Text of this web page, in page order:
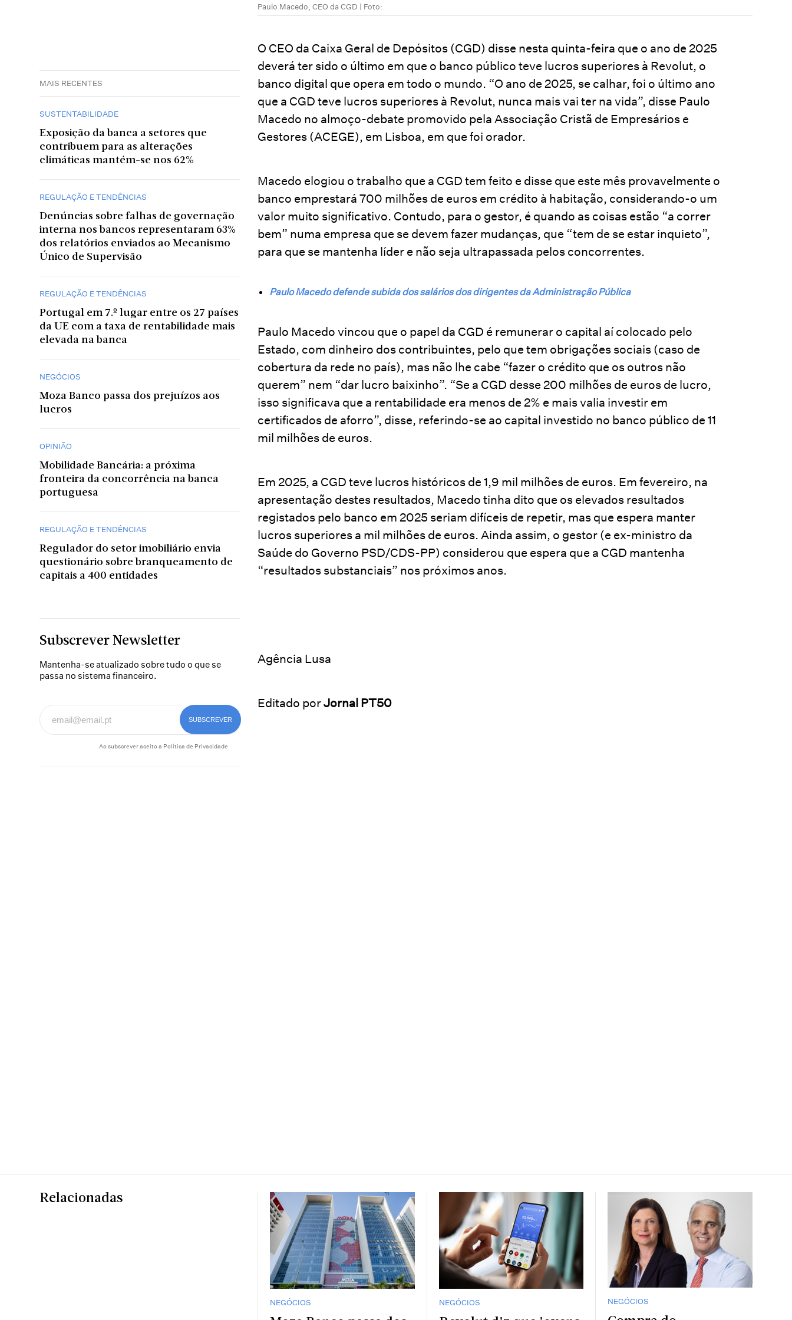
MAIS RECENTES
SUSTENTABILIDADE
Exposição da banca a setores que
contribuem para as alterações
climáticas mantém-se nos 62%
REGULAÇÃO E TENDÊNCIAS
Denúncias sobre falhas de governação
interna nos bancos representaram 63%
dos relatórios enviados ao Mecanismo
Único de Supervisão
REGULAÇÃO E TENDÊNCIAS
Portugal em 7.º lugar entre os 27 países
da UE com a taxa de rentabilidade mais
elevada na banca
NEGÓCIOS
Moza Banco passa dos prejuízos aos
lucros
OPINIÃO
Mobilidade Bancária: a próxima
fronteira da concorrência na banca
portuguesa
REGULAÇÃO E TENDÊNCIAS
Regulador do setor imobiliário envia
questionário sobre branqueamento de
capitais a 400 entidades
Subscrever Newsletter
Mantenha-se atualizado sobre tudo o que se
passa no sistema financeiro.
Ao subscrever aceito a Política de Privacidade
Paulo Macedo, CEO da CGD | Foto:
O CEO da Caixa Geral de Depósitos (CGD) disse nesta quinta-feira que o ano de 2025
deverá ter sido o último em que o banco público teve lucros superiores à Revolut, o
banco digital que opera em todo o mundo. “O ano de 2025, se calhar, foi o último ano
que a CGD teve lucros superiores à Revolut, nunca mais vai ter na vida”, disse Paulo
Macedo no almoço-debate promovido pela Associação Cristã de Empresários e
Gestores (ACEGE), em Lisboa, em que foi orador.
Macedo elogiou o trabalho que a CGD tem feito e disse que este mês provavelmente o
banco emprestará 700 milhões de euros em crédito à habitação, considerando-o um
valor muito significativo. Contudo, para o gestor, é quando as coisas estão “a correr
bem” numa empresa que se devem fazer mudanças, que “tem de se estar inquieto”,
para que se mantenha líder e não seja ultrapassada pelos concorrentes.
Paulo Macedo defende subida dos salários dos dirigentes da Administração Pública
Paulo Macedo vincou que o papel da CGD é remunerar o capital aí colocado pelo
Estado, com dinheiro dos contribuintes, pelo que tem obrigações sociais (caso de
cobertura da rede no país), mas não lhe cabe “fazer o crédito que os outros não
querem” nem “dar lucro baixinho”. “Se a CGD desse 200 milhões de euros de lucro,
isso significava que a rentabilidade era menos de 2% e mais valia investir em
certificados de aforro”, disse, referindo-se ao capital investido no banco público de 11
mil milhões de euros.
Em 2025, a CGD teve lucros históricos de 1,9 mil milhões de euros. Em fevereiro, na
apresentação destes resultados, Macedo tinha dito que os elevados resultados
registados pelo banco em 2025 seriam difíceis de repetir, mas que espera manter
lucros superiores a mil milhões de euros. Ainda assim, o gestor (e ex-ministro da
Saúde do Governo PSD/CDS-PP) considerou que espera que a CGD mantenha
“resultados substanciais” nos próximos anos.
Agência Lusa
Editado porJornal PT50
Relacionadas
NEGÓCIOS NEGÓCIOS NEGÓCIOS